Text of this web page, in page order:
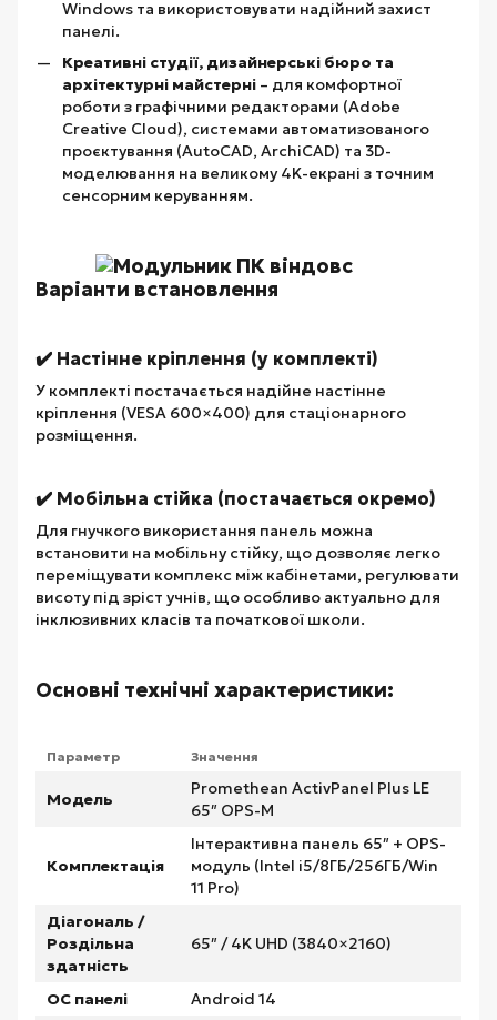
Windows та використовувати надійний захист
панелі.
Креативні студії, дизайнерські бюро та
архітектурні майстерні – для комфортної
роботи з графічними редакторами (Adobe
Creative Cloud), системами автоматизованого
проєктування (AutoCAD, ArchiCAD) та 3D-
моделювання на великому 4K-екрані з точним
сенсорним керуванням.
Варіанти встановлення
✔️ Настінне кріплення (у комплекті)
У комплекті постачається надійне настінне
кріплення (VESA 600×400) для стаціонарного
розміщення.
✔️ Мобільна стійка (постачається окремо)
Для гнучкого використання панель можна
встановити на мобільну стійку, що дозволяє легко
переміщувати комплекс між кабінетами, регулювати
висоту під зріст учнів, що особливо актуально для
інклюзивних класів та початкової школи.
Основні технічні характеристики:
Параметр Значення
Модель
Promethean ActivPanel Plus LE
65″ OPS-M
Комплектація
Інтерактивна панель 65″ + OPS-
модуль (Intel i5/8ГБ/256ГБ/Win
11 Pro)
Діагональ /
Роздільна
здатність
65″ / 4K UHD (3840×2160)
ОС панелі
Android 14